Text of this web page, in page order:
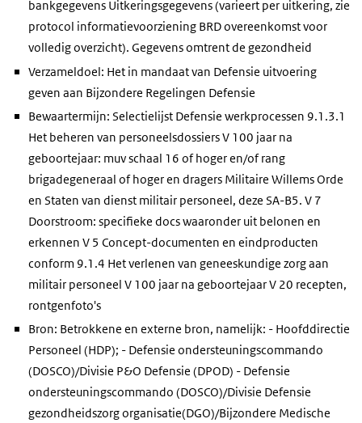
bankgegevens Uitkeringsgegevens (varieert per uitkering, zie
protocol informatievoorziening BRD overeenkomst voor
volledig overzicht). Gegevens omtrent de gezondheid
Verzameldoel: Het in mandaat van Defensie uitvoering
geven aan Bijzondere Regelingen Defensie
Bewaartermijn: Selectielijst Defensie werkprocessen 9.1.3.1
Het beheren van personeelsdossiers V 100 jaar na
geboortejaar: muv schaal 16 of hoger en/of rang
brigadegeneraal of hoger en dragers Militaire Willems Orde
en Staten van dienst militair personeel, deze SA-B5. V 7
Doorstroom: specifieke docs waaronder uit belonen en
erkennen V 5 Concept-documenten en eindproducten
conform 9.1.4 Het verlenen van geneeskundige zorg aan
militair personeel V 100 jaar na geboortejaar V 20 recepten,
rontgenfoto's
Bron: Betrokkene en externe bron, namelijk: - Hoofddirectie
Personeel (HDP); - Defensie ondersteuningscommando
(DOSCO)/Divisie P&O Defensie (DPOD) - Defensie
ondersteuningscommando (DOSCO)/Divisie Defensie
gezondheidszorg organisatie(DGO)/Bijzondere Medische